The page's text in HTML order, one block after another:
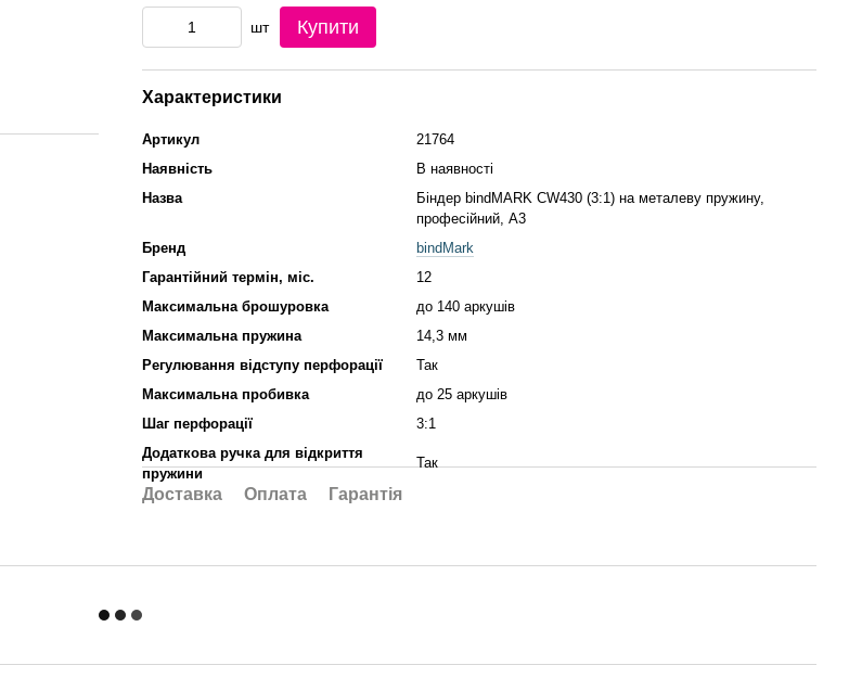
шт Купити
Характеристики
Артикул
21764
Наявність
В наявності
Назва
Біндер bindMARK CW430 (3:1) на металеву пружину,
професійний, А3
Бренд
bindMark
Гарантійний термін, міс.
12
Максимальна брошуровка
до 140 аркушів
Максимальна пружина
14,3 мм
Регулювання відступу перфорації
Так
Максимальна пробивка
до 25 аркушів
Шаг перфорації
3:1
Додаткова ручка для відкриття
пружини
Так
Доставка Оплата Гарантія